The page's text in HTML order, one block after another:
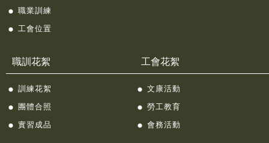
職業訓練
工會位置
職訓花絮
訓練花絮
團體合照
實習成品
工會花絮
文康活動
勞工教育
會務活動